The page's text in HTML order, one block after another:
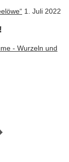
1. Juli 2022
- Wurzeln und